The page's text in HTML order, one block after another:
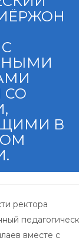
СО
В
ректора
вместе с